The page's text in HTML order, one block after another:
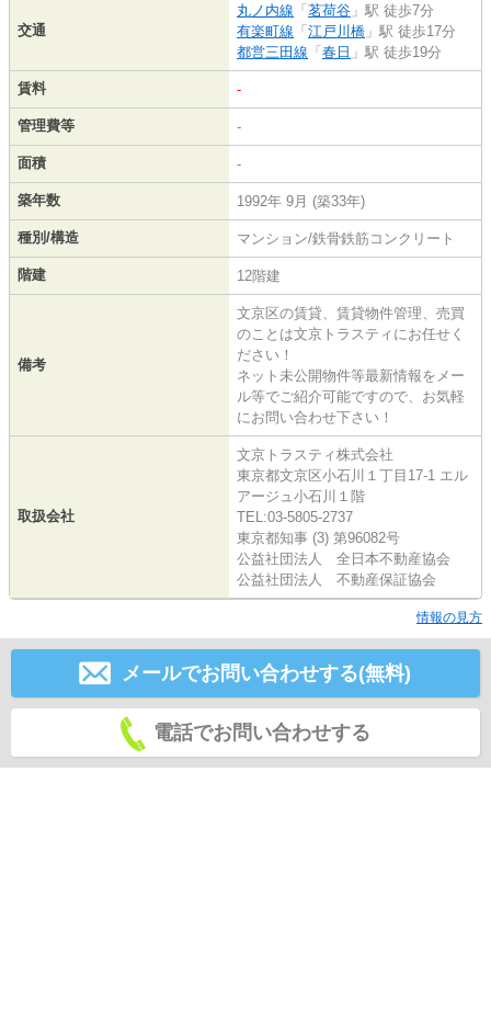
交通
丸ノ内線 「 茗荷谷 」駅 徒歩7分
有楽町線 「 江戸川橋 」駅 徒歩17分
都営三田線 「 春日 」駅 徒歩19分
賃料 -
管理費等 -
面積 -
築年数 1992年 9月 (築33年)
種別/構造 マンション/鉄骨鉄筋コンクリート
階建 12階建
備考
文京区の賃貸、賃貸物件管理、売買
のことは文京トラスティにお任せく
ださい！
ネット未公開物件等最新情報をメー
ル等でご紹介可能ですので、お気軽
にお問い合わせ下さい！
取扱会社
文京トラスティ株式会社
東京都文京区小石川１丁目17-1 エル
アージュ小石川１階
TEL:03-5805-2737
東京都知事 (3) 第96082号
公益社団法人 全日本不動産協会
公益社団法人 不動産保証協会
情報の見方
メールでお問い合わせする(無料)
電話でお問い合わせする